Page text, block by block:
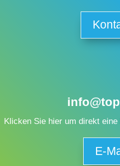
Klicken Sie hier um direkt
E-